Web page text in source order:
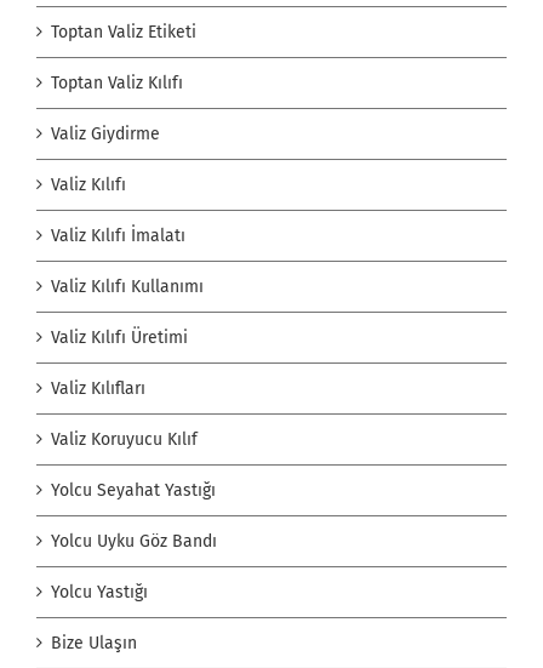
Toptan Valiz Etiketi
Toptan Valiz Kılıfı
Valiz Giydirme
Valiz Kılıfı
Valiz Kılıfı İmalatı
Valiz Kılıfı Kullanımı
Valiz Kılıfı Üretimi
Valiz Kılıfları
Valiz Koruyucu Kılıf
Yolcu Seyahat Yastığı
Yolcu Uyku Göz Bandı
Yolcu Yastığı
Bize Ulaşın